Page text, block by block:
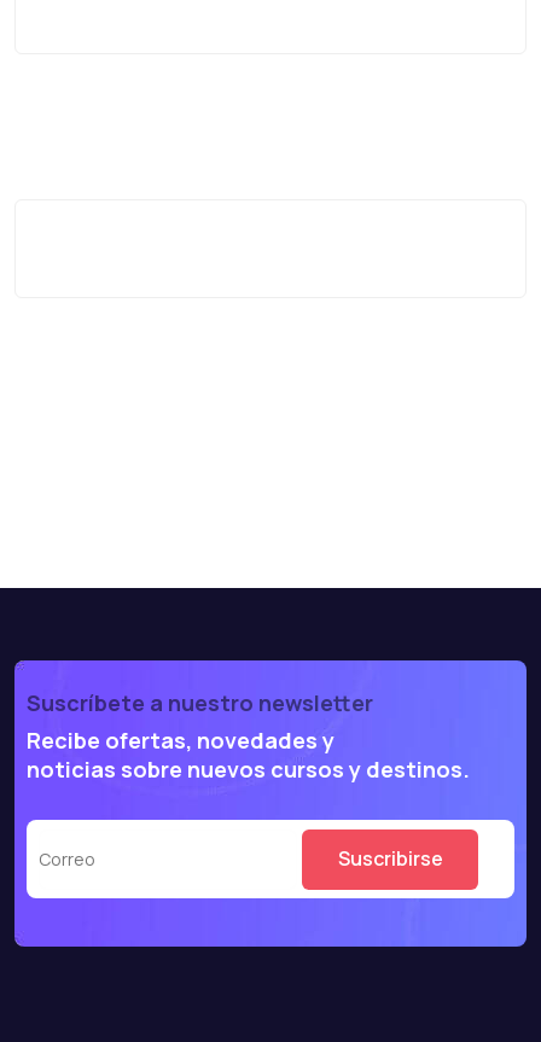
Suscríbete a nuestro newsletter
Recibe ofertas, novedades y
noticias sobre nuevos cursos y destinos.